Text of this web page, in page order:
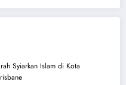
Syiarkan Islam di Kota